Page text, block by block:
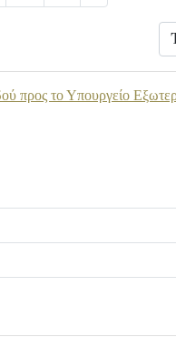
προς το Υπουργείο